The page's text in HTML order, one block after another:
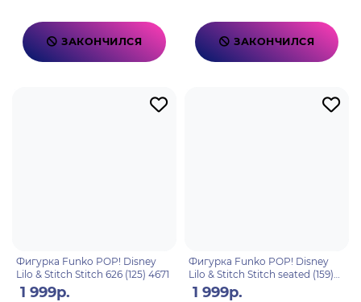
ЗАКОНЧИЛСЯ ЗАКОНЧИЛСЯ
Фигурка Funko POP! Disney
Lilo & Stitch Stitch 626 (125) 4671
1 999р.
Фигурка Funko POP! Disney
Lilo & Stitch Stitch seated (159)
6555
1 999р.